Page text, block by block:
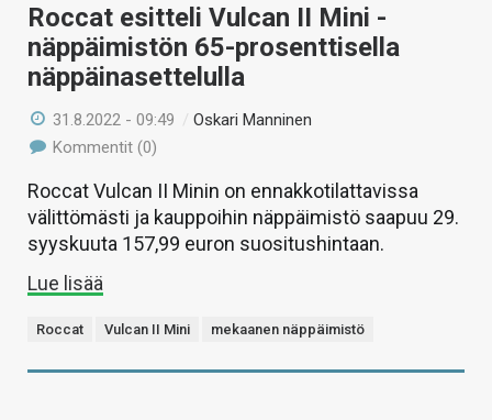
HAKU
Roccat esitteli Vulcan II Mini -
näppäimistön 65-prosenttisella
näppäinasettelulla
31.8.2022 - 09:49 /Oskari Manninen
Kommentit (0)
Roccat Vulcan II Minin on ennakkotilattavissa
välittömästi ja kauppoihin näppäimistö saapuu 29.
syyskuuta 157,99 euron suositushintaan.
Lue lisää
Roccat Vulcan II Mini mekaanen näppäimistö